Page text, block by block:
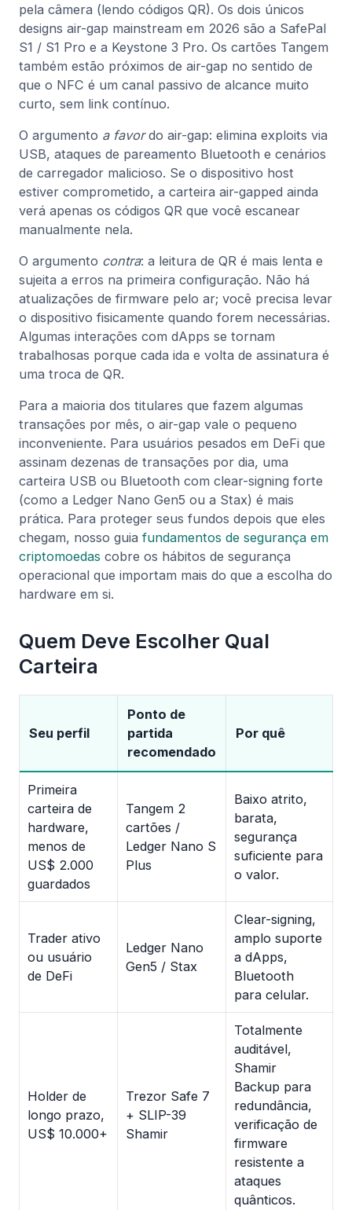
pela câmera (lendo códigos QR). Os dois únicos
designs air-gap mainstream em 2026 são a SafePal
S1 / S1 Pro e a Keystone 3 Pro. Os cartões Tangem
também estão próximos de air-gap no sentido de
que o NFC é um canal passivo de alcance muito
curto, sem link contínuo.
O argumento a favordo air-gap: elimina exploits via
USB, ataques de pareamento Bluetooth e cenários
de carregador malicioso. Se o dispositivo host
estiver comprometido, a carteira air-gapped ainda
verá apenas os códigos QR que você escanear
manualmente nela.
O argumento contra: a leitura de QR é mais lenta e
sujeita a erros na primeira configuração. Não há
atualizações de firmware pelo ar; você precisa levar
o dispositivo fisicamente quando forem necessárias.
Algumas interações com dApps se tornam
trabalhosas porque cada ida e volta de assinatura é
uma troca de QR.
Para a maioria dos titulares que fazem algumas
transações por mês, o air-gap vale o pequeno
inconveniente. Para usuários pesados em DeFi que
assinam dezenas de transações por dia, uma
carteira USB ou Bluetooth com clear-signing forte
(como a Ledger Nano Gen5 ou a Stax) é mais
prática. Para proteger seus fundos depois que eles
chegam, nosso guia fundamentos de segurança em
criptomoedas cobre os hábitos de segurança
operacional que importam mais do que a escolha do
hardware em si.
Quem Deve Escolher Qual
Carteira
Seu perfil
Ponto de
partida
recomendado
Por quê
Primeira
carteira de
hardware,
menos de
US$ 2.000
guardados
Tangem 2
cartões /
Ledger Nano S
Plus
Baixo atrito,
barata,
segurança
suficiente para
o valor.
Trader ativo
ou usuário
de DeFi
Ledger Nano
Gen5 / Stax
Clear-signing,
amplo suporte
a dApps,
Bluetooth
para celular.
Holder de
longo prazo,
US$ 10.000+
Trezor Safe 7
+ SLIP-39
Shamir
Totalmente
auditável,
Shamir
Backup para
redundância,
verificação de
firmware
resistente a
ataques
quânticos.